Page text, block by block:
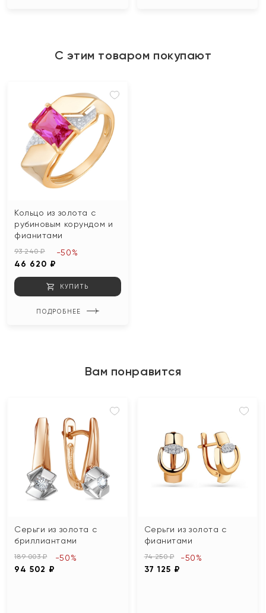
С этим товаром покупают
Кольцо из золота с
рубиновым корундом и
фианитами
93 240 ₽
46 620 ₽
-50%
КУПИТЬ
ПОДРОБНЕЕ
Вам понравится
Серьги из золота с
бриллиантами
189 003 ₽
94 502 ₽
-50%
Серьги из золота с
фианитами
74 250 ₽
37 125 ₽
-50%